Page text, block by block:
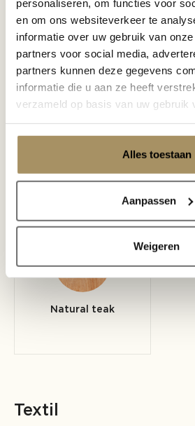
personaliseren, om functies voor
en om ons websiteverkeer te
informatie over uw gebruik van
partners voor social media,
partners kunnen deze gegevens
informatie die u aan ze heeft
verzameld op basis van uw gebruik
Alles toestaan
Aanpassen
Weigeren
Covers
Schutz
Natural teak
Textil